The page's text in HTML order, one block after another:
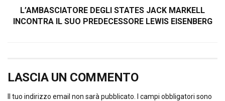
L’AMBASCIATORE DEGLI STATES JACK MARKELL
INCONTRA IL SUO PREDECESSORE LEWIS EISENBERG
LASCIA UN COMMENTO
Il tuo indirizzo email non sarà pubblicato. I campi obbligatori sono